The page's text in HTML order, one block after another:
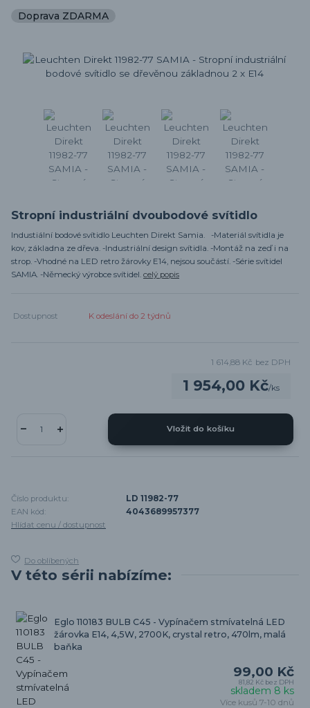
Doprava ZDARMA
Stropní industriální dvoubodové svítidlo
Industiální bodové svítidlo Leuchten Direkt Samia. -Materiál svítidla je
kov, základna ze dřeva. -Industriální design svítidla. -Montáž na zeď i na
strop. -Vhodné na LED retro žárovky E14, nejsou součástí. -Série svítidel
SAMIA. -Německý výrobce svítidel. celý popis
Dostupnost K odeslání do 2 týdnů
1 954,00 Kč/ks
1 614,88 Kč bez DPH
Vložit do košíku
Číslo produktu:
LD 11982-77
EAN kód:
4043689957377
Hlídat cenu / dostupnost
Do oblíbených
V této sérii nabízíme:
Eglo 110183 BULB C45 - Vypínačem stmívatelná LED
žárovka E14, 4,5W, 2700K, crystal retro, 470lm, malá
baňka
99,00 Kč
81,82 Kč bez DPH
skladem 8 ks
Více kusů 7-10 dnů